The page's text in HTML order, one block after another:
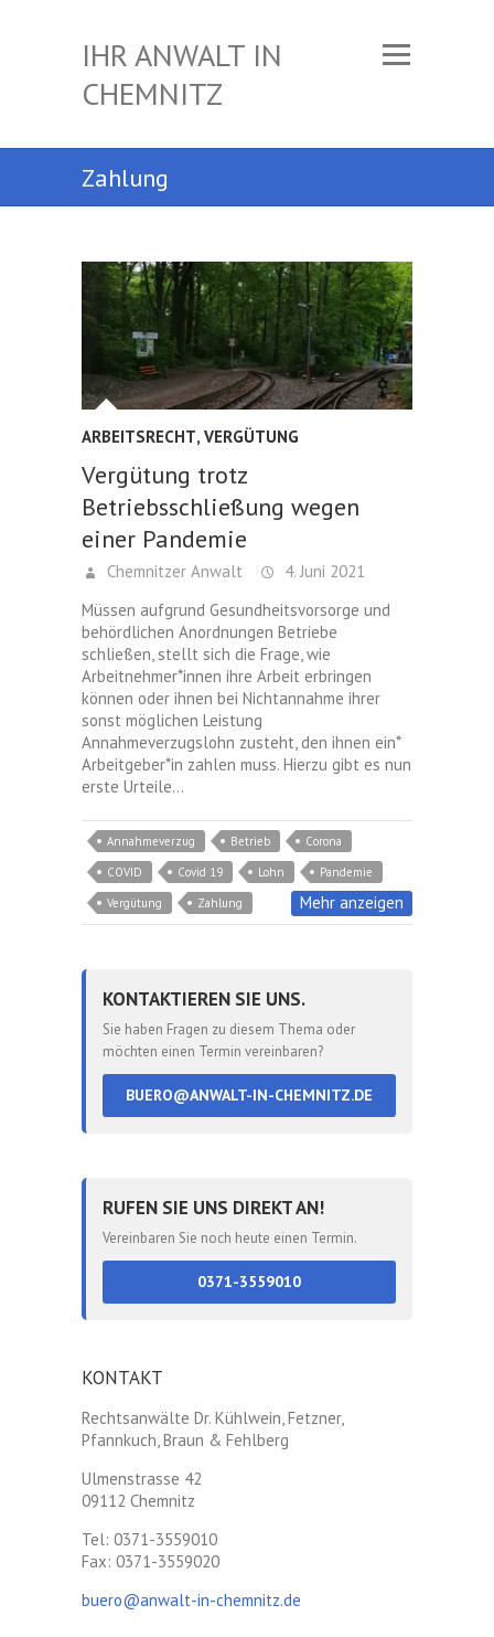
IHR ANWALT IN
CHEMNITZ
Zahlung
ARBEITSRECHT, VERGÜTUNG
Vergütung trotz
Betriebsschließung wegen
einer Pandemie
Chemnitzer Anwalt
4. Juni 2021
Müssen aufgrund Gesundheitsvorsorge und
behördlichen Anordnungen Betriebe
schließen, stellt sich die Frage, wie
Arbeitnehmer*innen ihre Arbeit erbringen
können oder ihnen bei Nichtannahme ihrer
sonst möglichen Leistung
Annahmeverzugslohn zusteht, den ihnen ein*
Arbeitgeber*in zahlen muss. Hierzu gibt es nun
erste Urteile…
Annahmeverzug Betrieb
Corona
COVID
Covid 19 Lohn
Pandemie
Vergütung
Zahlung Mehr anzeigen
KONTAKTIEREN SIE UNS.
Sie haben Fragen zu diesem Thema oder
möchten einen Termin vereinbaren?
BUERO@ANWALT-IN-CHEMNITZ.DE
RUFEN SIE UNS DIREKT AN!
Vereinbaren Sie noch heute einen Termin.
0371-3559010
KONTAKT
Rechtsanwälte Dr. Kühlwein, Fetzner,
Pfannkuch, Braun & Fehlberg
Ulmenstrasse 42
09112 Chemnitz
Tel: 0371-3559010
Fax: 0371-3559020
buero@anwalt-in-chemnitz.de